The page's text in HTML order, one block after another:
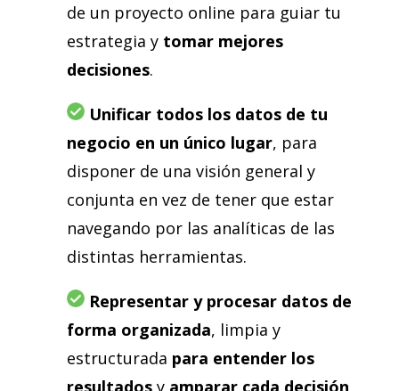
de un proyecto online para guiar tu
estrategia y tomar mejores
decisiones.
Unificar todos los datos de tu
negocio en un único lugar, para
disponer de una visión general y
conjunta en vez de tener que estar
navegando por las analíticas de las
distintas herramientas.
Representar y procesar datos de
forma organizada, limpia y
estructurada para entenderlos
resultadosy amparar cada decisión